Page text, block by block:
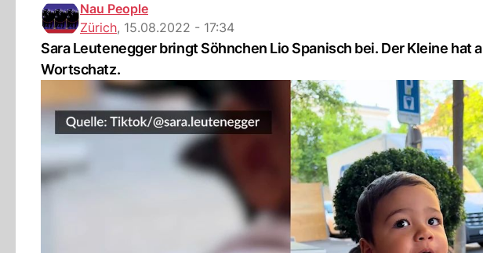
Nau People
Zürich, 15.08.2022 - 17:34
Sara Leutenegger bringt Söhnchen Lio Spanisch bei. Der Kleine
Wortschatz.